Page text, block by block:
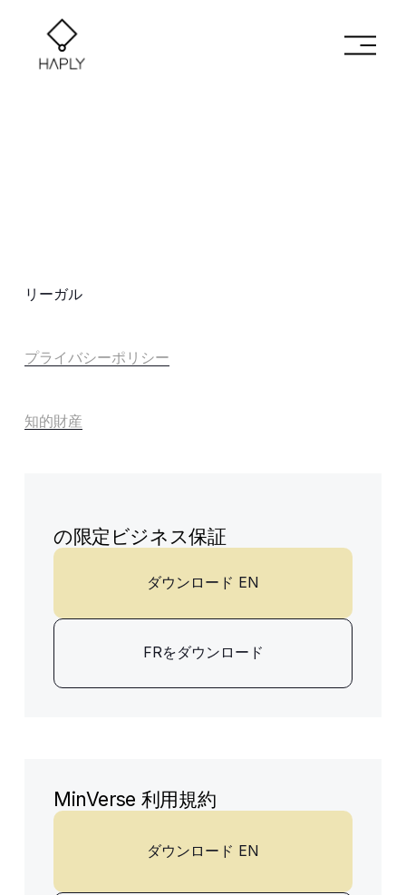
メ
ニ
リーガル
プライバシーポリシー
知的財産
の限定ビジネス保証
ダウンロード EN
FRをダウンロード
MinVerse 利用規約
ダウンロード EN